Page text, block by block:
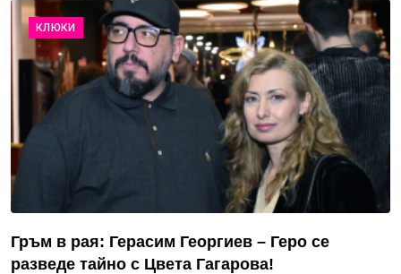
КЛЮКИ
Гръм в рая: Герасим Георгиев – Геро се
разведе тайно с Цвета Гагарова!